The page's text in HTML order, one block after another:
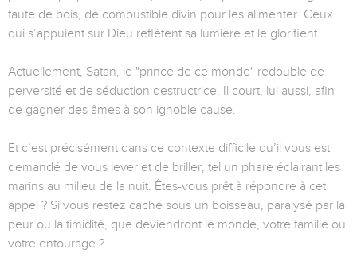
faute de bois, de combustible divin pour les alimenter. Ceux
qui s’appuient sur Dieu reflètent sa lumière et le glorifient.
Actuellement, Satan, le "prince de ce monde" redouble de
perversité et de séduction destructrice. Il court, lui aussi, afin
de gagner des âmes à son ignoble cause.
Et c’est précisément dans ce contexte difficile qu’il vous est
demandé de vous lever et de briller, tel un phare éclairant les
marins au milieu de la nuit. Êtes-vous prêt à répondre à cet
appel ? Si vous restez caché sous un boisseau, paralysé par la
peur ou la timidité, que deviendront le monde, votre famille ou
votre entourage ?